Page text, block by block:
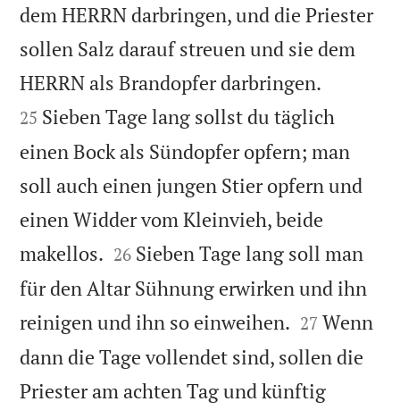
dem HERRN darbringen, und die Priester
sollen Salz darauf streuen und sie dem
HERRN als Brandopfer darbringen.
25 Sieben Tage lang sollst du täglich
einen Bock als Sündopfer opfern; man
soll auch einen jungen Stier opfern und
einen Widder vom Kleinvieh, beide
makellos. 

26 Sieben Tage lang soll man
für den Altar Sühnung erwirken und ihn
reinigen und ihn so einweihen. 

27 Wenn
dann die Tage vollendet sind, sollen die
Priester am achten Tag und künftig